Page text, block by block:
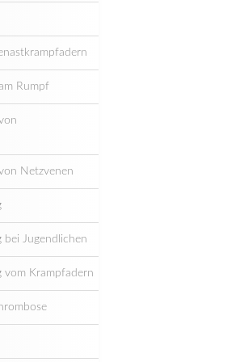
Rumpf
Netzvenen
bei Jugendlichen
vom Krampfadern